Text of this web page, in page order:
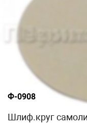
Ф-0908
Шлиф.круг